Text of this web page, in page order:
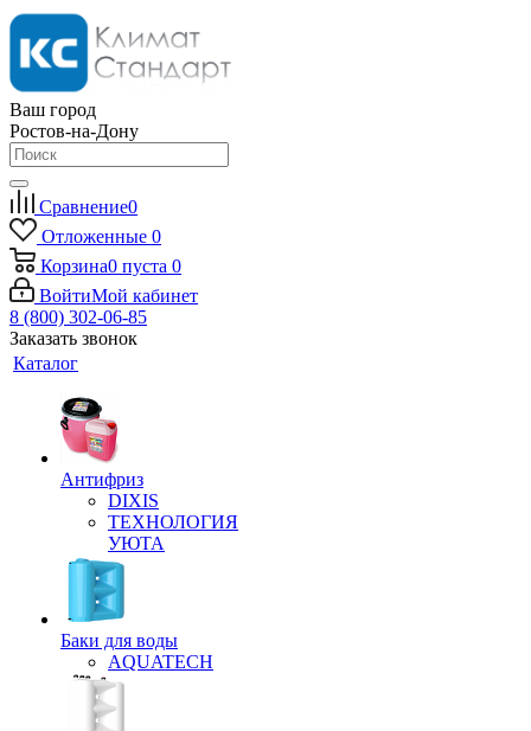
Ваш город
Ростов-на-Дону
Сравнение0
Отложенные 0
Корзина0 пуста 0
ВойтиМой кабинет
8 (800) 302-06-85
Заказать звонок
Каталог
Антифриз
DIXIS
ТЕХНОЛОГИЯ
УЮТА
Баки для воды
AQUATECH